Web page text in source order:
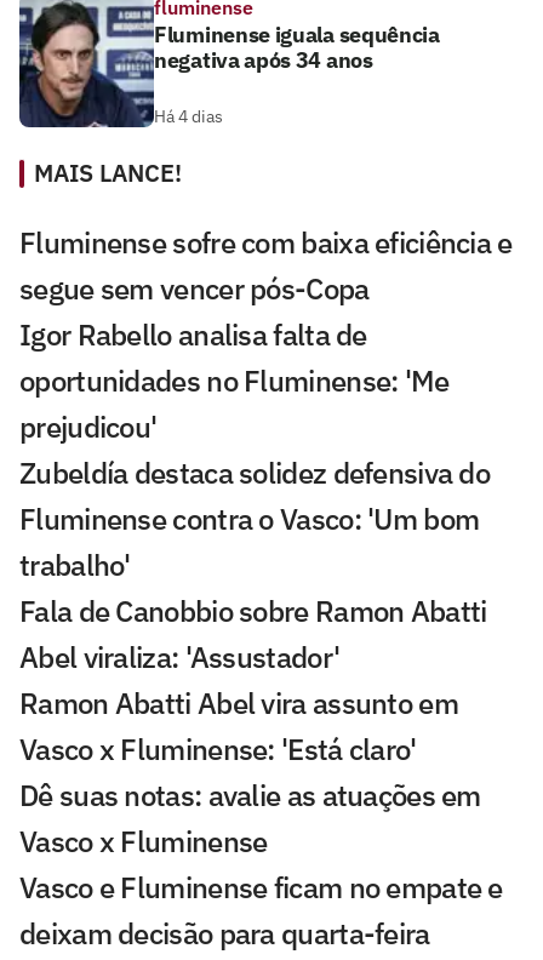
fluminense
Fluminense iguala sequência
negativa após 34 anos
Há 4 dias
MAIS LANCE!
Fluminense sofre com baixa eficiência e
segue sem vencer pós-Copa
Igor Rabello analisa falta de
oportunidades no Fluminense: 'Me
prejudicou'
Zubeldía destaca solidez defensiva do
Fluminense contra o Vasco: 'Um bom
trabalho'
Fala de Canobbio sobre Ramon Abatti
Abel viraliza: 'Assustador'
Ramon Abatti Abel vira assunto em
Vasco x Fluminense: 'Está claro'
Dê suas notas: avalie as atuações em
Vasco x Fluminense
Vasco e Fluminense ficam no empate e
deixam decisão para quarta-feira